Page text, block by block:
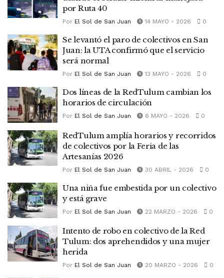
por Ruta 40
Por El Sol de San Juan 14 MAYO - 2026 0
Se levantó el paro de colectivos en San
Juan: la UTA confirmó que el servicio
será normal
Por El Sol de San Juan 13 MAYO - 2026 0
Dos líneas de la RedTulum cambian los
horarios de circulación
Por El Sol de San Juan 6 MAYO - 2026 0
RedTulum amplía horarios y recorridos
de colectivos por la Feria de las
Artesanías 2026
Por El Sol de San Juan 30 ABRIL - 2026 0
Una niña fue embestida por un colectivo
y está grave
Por El Sol de San Juan 22 MARZO - 2026 0
Intento de robo en colectivo de la Red
Tulum: dos aprehendidos y una mujer
herida
Por El Sol de San Juan 20 MARZO - 2026 0